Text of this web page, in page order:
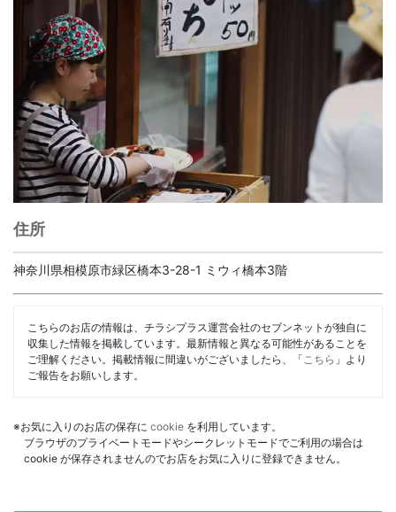
住所
神奈川県相模原市緑区橋本3-28-1 ミウィ橋本3階
こちらのお店の情報は、チラシプラス運営会社のセブンネットが独自に
収集した情報を掲載しています。最新情報と異なる可能性があることを
ご理解ください。掲載情報に間違いがございましたら、「 こちら 」より
ご報告をお願いします。
※お気に入りのお店の保存に cookie を利用しています。
ブラウザのプライベートモードやシークレットモードでご利用の場合は
cookie が保存されませんのでお店をお気に入りに登録できません。